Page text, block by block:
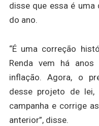
disse que essa é
do ano.
“É uma correção
Renda vem há
inflação. Agora, o
desse projeto de lei,
campanha e corrige
anterior”, disse.